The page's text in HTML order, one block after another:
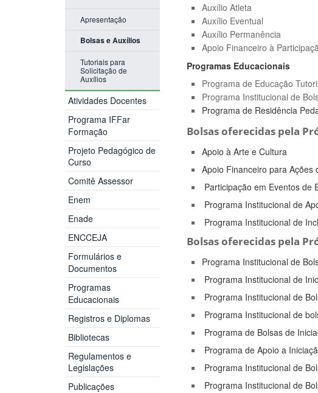
Apresentação
Bolsas e Auxílios
Tutoriais para
Solicitação de
Auxílios
Atividades Docentes
Programa IFFar
Formação
Projeto Pedagógico de
Curso
Comitê Assessor
Enem
Enade
ENCCEJA
Formulários e
Documentos
Programas
Educacionais
Registros e Diplomas
Bibliotecas
Regulamentos e
Legislações
Publicações
Auxílio Atleta
Auxílio Eventual
Auxílio Permanência
Apoio Financeiro à
Programas Educacionais
Programa de Educação
Programa Institucional de
Programa de Residência
Bolsas oferecidas pela
Apoio à Arte e Cultura
Apoio Financeiro para Ações
Participação em Eventos de
Programa Institucional de
Programa Institucional de
Bolsas oferecidas pela
Programa Institucional de
Programa Institucional de
Programa Institucional de
Programa Institucional de
Programa de Bolsas de
Programa de Apoio a
Programa Institucional de
Programa Institucional de